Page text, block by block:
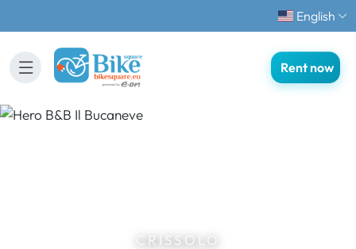
English
Rent now
CRISSOLO